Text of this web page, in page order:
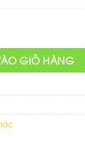
cẩu trục số lượng
GIỎ HÀNG